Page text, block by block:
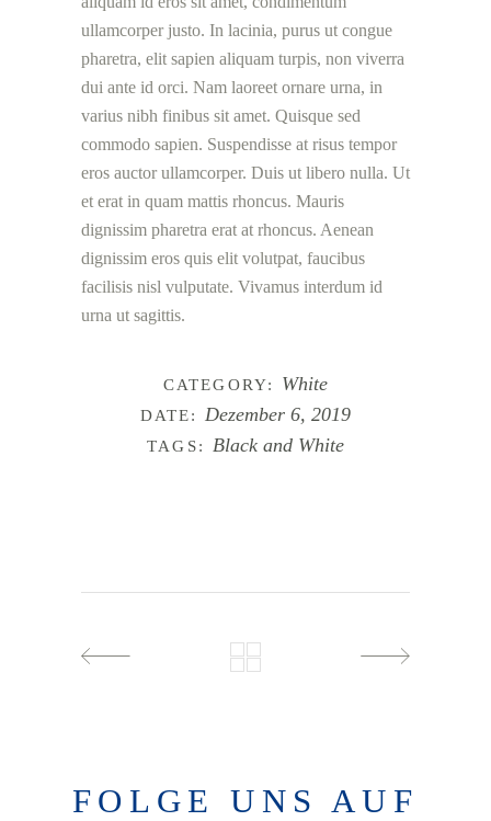
ullamcorper justo. In lacinia, purus ut congue
pharetra, elit sapien aliquam turpis, non viverra
dui ante id orci. Nam laoreet ornare urna, in
varius nibh finibus sit amet. Quisque sed
commodo sapien. Suspendisse at risus tempor
eros auctor ullamcorper. Duis ut libero nulla. Ut
et erat in quam mattis rhoncus. Mauris
dignissim pharetra erat at rhoncus. Aenean
dignissim eros quis elit volutpat, faucibus
facilisis nisl vulputate. Vivamus interdum id
urna ut sagittis.
CATEGORY: White
DATE: Dezember 6, 2019
TAGS: Black and White
FOLGE UNS AUF